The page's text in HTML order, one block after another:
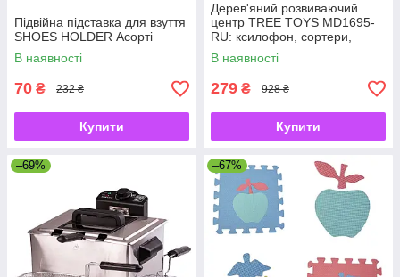
Підвійна підставка для взуття
SHOES HOLDER Асорті
В наявності
70 ₴ 232 ₴
Купити
Дерев'яний розвиваючий
центр TREE TOYS MD1695-
RU: ксилофон, сортери,
рибальство, 10 рибок
В наявності
279 ₴ 928 ₴
Купити
–69% –67%